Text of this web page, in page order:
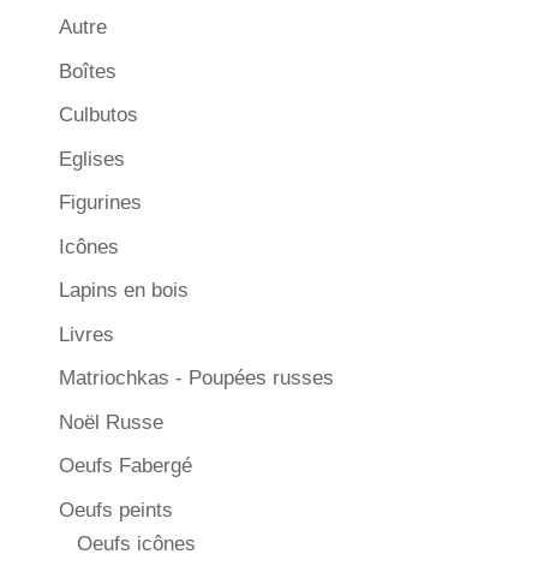
Autre
Boîtes
Culbutos
Eglises
Figurines
Icônes
Lapins en bois
Livres
Matriochkas - Poupées russes
Noël Russe
Oeufs Fabergé
Oeufs peints
Oeufs icônes